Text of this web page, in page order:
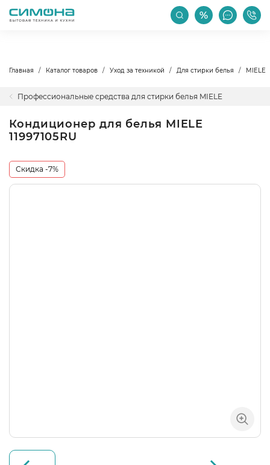
РАСПРОДАЖА ПРОИЗВОДИТЕЛИ
Главная Каталог товаров Уход за техникой Для стирки белья MIELE
Профессиональные средства для стирки белья MIELE
Кондиционер для белья MIELE
11997105RU
Скидка -7%